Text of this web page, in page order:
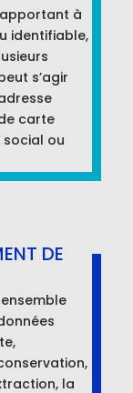
à
identifiable,
s’agir
carte
social ou
DE
la